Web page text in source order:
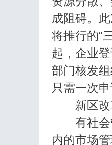
成阻碍。
将推行的“
起，企业
部门核发
只需一次
新区改
有社会管
内的市场